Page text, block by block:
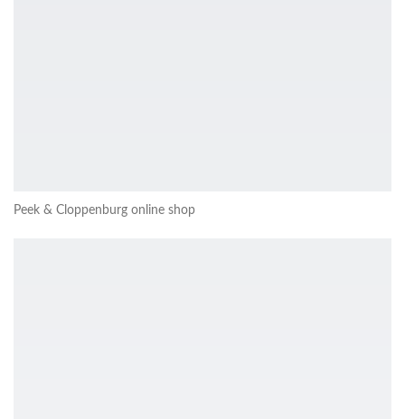
Peek & Cloppenburg online shop